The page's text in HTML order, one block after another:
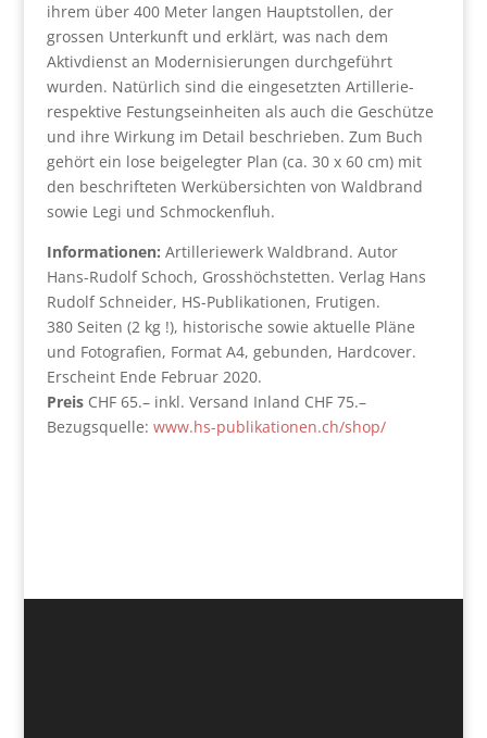
ihrem über 400 Meter langen Hauptstollen, der
grossen Unterkunft und erklärt, was nach dem
Aktivdienst an Modernisierungen durchgeführt
wurden. Natürlich sind die eingesetzten Artillerie-
respektive Festungseinheiten als auch die Geschütze
und ihre Wirkung im Detail beschrieben. Zum Buch
gehört ein lose beigelegter Plan (ca. 30 x 60 cm) mit
den beschrifteten Werkübersichten von Waldbrand
sowie Legi und Schmockenfluh.
Informationen: Artilleriewerk Waldbrand. Autor
Hans-Rudolf Schoch, Grosshöchstetten. Verlag Hans
Rudolf Schneider, HS-Publikationen, Frutigen.
380 Seiten (2 kg !), historische sowie aktuelle Pläne
und Fotografien, Format A4, gebunden, Hardcover.
Erscheint Ende Februar 2020.
PreisCHF 65.– inkl. Versand Inland CHF 75.–
Bezugsquelle: www.hs-publikationen.ch/shop/